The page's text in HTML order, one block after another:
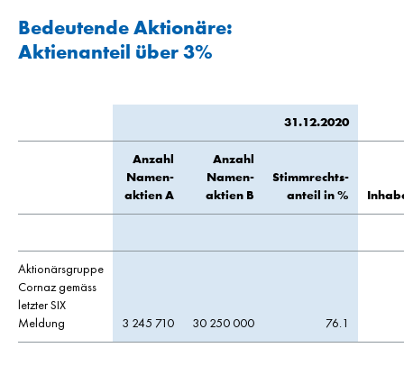
Bedeutende Aktionäre:
Aktienanteil über 3%
31.12.2020
Anzahl
Namen-
aktien A
Anzahl
Namen-
aktien B
Stimmrechts-
anteil in %
Aktionärsgruppe
Cornaz gemäss
letzter SIX
Meldung
3 245 710 30 250 000 76.1